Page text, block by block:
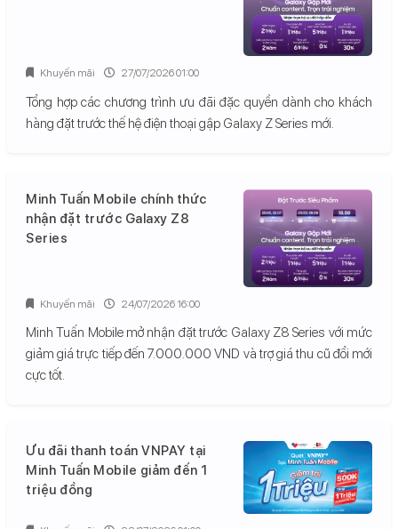
Tổng hợp các chương trình ưu đãi đặc quyền dành cho khách
hàng đặt trước thế hệ điện thoại gập Galaxy Z Series mới.
Khuyến mãi 27/07/2026 01:00
Minh Tuấn Mobile chính thức
nhận đặt trước Galaxy Z8
Series
Minh Tuấn Mobile mở nhận đặt trước Galaxy Z8 Series với mức
giảm giá trực tiếp đến 7.000.000 VND và trợ giá thu cũ đổi mới
cực tốt.
Khuyến mãi 24/07/2026 16:00
Ưu đãi thanh toán VNPAY tại
Minh Tuấn Mobile giảm đến 1
triệu đồng